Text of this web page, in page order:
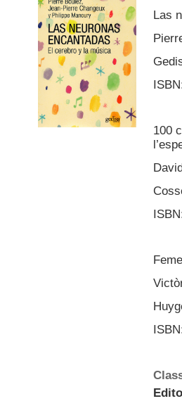
Las
100